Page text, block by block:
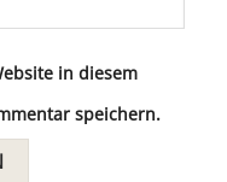
in diesem
speichern.